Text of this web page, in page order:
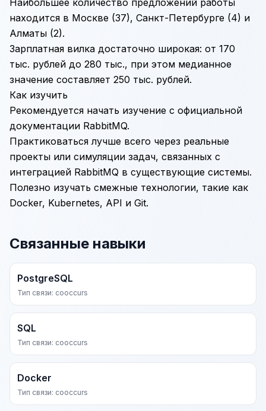
Наибольшее количество предложений работы
находится в Москве (37), Санкт-Петербурге (4) и
Алматы (2).
Зарплатная вилка достаточно широкая: от 170
тыс. рублей до 280 тыс., при этом медианное
значение составляет 250 тыс. рублей.
Как изучить
Рекомендуется начать изучение с официальной
документации RabbitMQ.
Практиковаться лучше всего через реальные
проекты или симуляции задач, связанных с
интеграцией RabbitMQ в существующие системы.
Полезно изучать смежные технологии, такие как
Docker, Kubernetes, API и Git.
Связанные навыки
PostgreSQL
Тип связи: cooccurs
SQL
Тип связи: cooccurs
Docker
Тип связи: cooccurs